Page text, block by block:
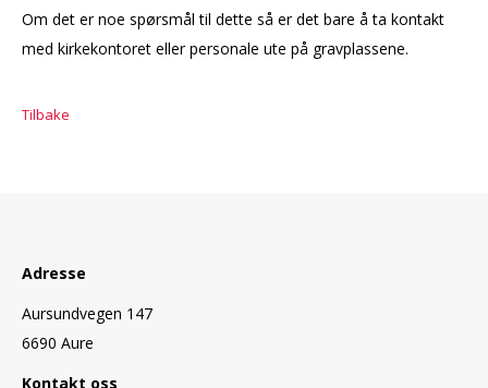
Om det er noe spørsmål til dette så er det bare å ta kontakt
med kirkekontoret eller personale ute på gravplassene.
Tilbake
Adresse
Aursundvegen 147
6690 Aure
Kontakt oss